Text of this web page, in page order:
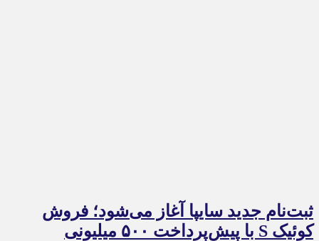
ثبت‌نام جدید سایپا آغاز می‌شود؛ فروش
کوئیک S با پیش‌پرداخت ۵۰۰ میلیونی